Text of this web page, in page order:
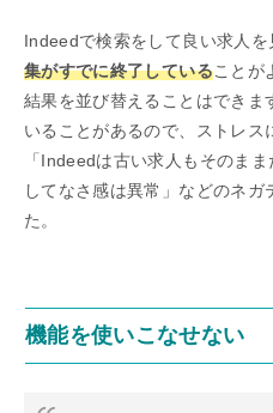
Indeedで検索をして良い求人を
集がすでに終了していることが
結果を並び替えることはできま
いることがあるので、ストレス
「Indeedは古い求人もそのま
してなさ感は異常」などのネ
た。
機能を使いこなせない